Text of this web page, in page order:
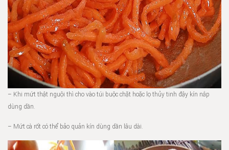
– Khi mứt thật nguội thì cho vào túi buộc chặt hoặc lọ thủy tinh đậy kín nắp
dùng dần.
– Mứt cà rốt có thể bảo quản kín dùng dần lâu dài.